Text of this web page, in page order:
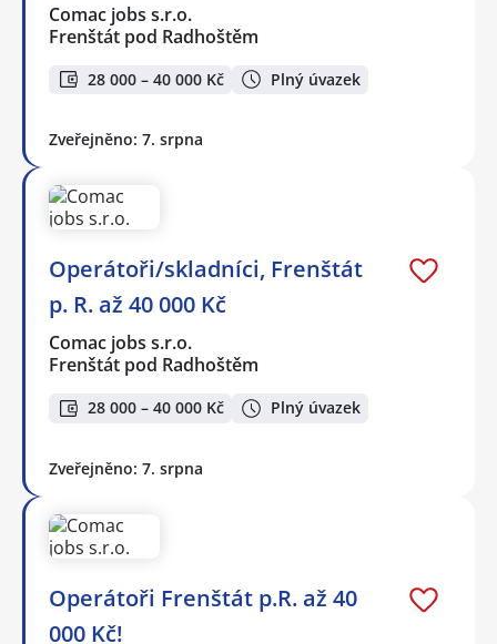
Comac jobs s.r.o.
Frenštát pod Radhoštěm
28 000 – 40 000 Kč Plný úvazek
Zveřejněno: 7. srpna
Operátoři/skladníci, Frenštát
p. R. až 40 000 Kč
Comac jobs s.r.o.
Frenštát pod Radhoštěm
28 000 – 40 000 Kč Plný úvazek
Zveřejněno: 7. srpna
Operátoři Frenštát p.R. až 40
000 Kč!